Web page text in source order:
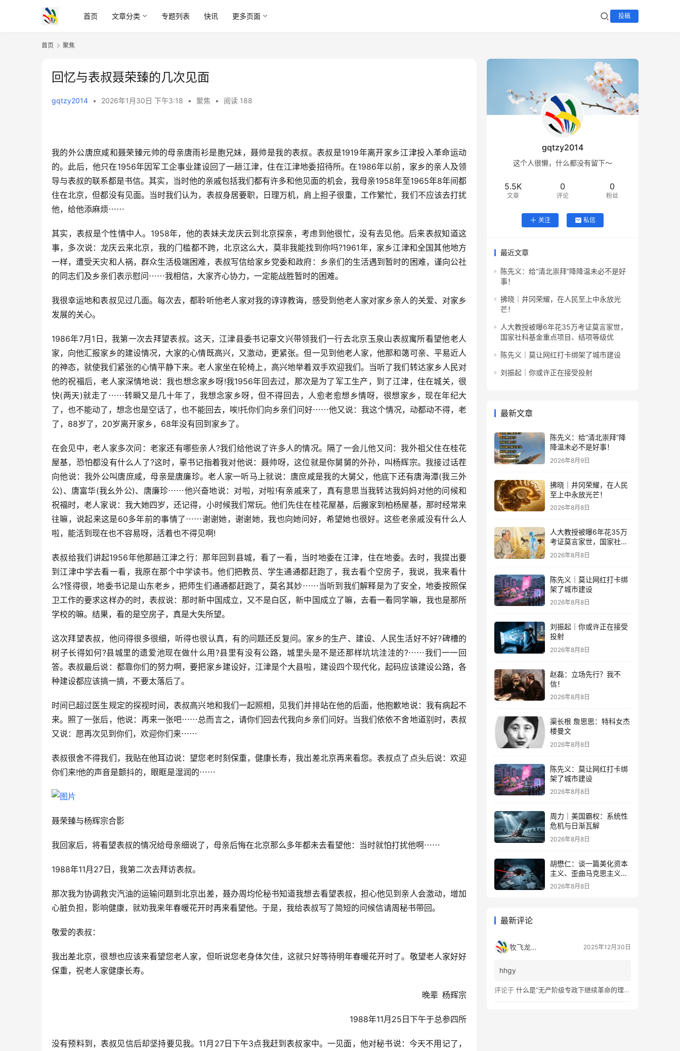
首页 文章分类 专题列表 快讯 更多页面 投稿
首页 聚焦
回忆与表叔聂荣臻的几次见面
gqtzy2014 • 2026年1月30日 下午3:18 • 聚焦 • 阅读 188
我的外公唐庶咸和聂荣臻元帅的母亲唐雨衫是胞兄妹，聂帅是我的表叔。表叔是1919年离开家乡江津投入革命运动
的。此后，他只在1956年因军工企事业建设回了一趟江津，住在江津地委招待所。在1986年以前，家乡的亲人及领
导与表叔的联系都是书信。其实，当时他的亲戚包括我们都有许多和他见面的机会，我母亲1958年至1965年8年间都
住在北京，但都没有见面。当时我们认为，表叔身居要职，日理万机，肩上担子很重，工作繁忙，我们不应该去打扰
他，给他添麻烦⋯⋯
其实，表叔是个性情中人。1958年，他的表妹夫龙庆云到北京探亲，考虑到他很忙，没有去见他。后来表叔知道这
事，多次说：龙庆云来北京，我的门槛都不跨，北京这么大，莫非我能找到你吗?1961年，家乡江津和全国其他地方
一样，遭受天灾和人祸，群众生活极端困难，表叔写信给家乡党委和政府：乡亲们的生活遇到暂时的困难，谨向公社
的同志们及乡亲们表示慰问⋯⋯我相信，大家齐心协力，一定能战胜暂时的困难。
我很幸运地和表叔见过几面。每次去，都聆听他老人家对我的谆谆教诲，感受到他老人家对家乡亲人的关爱、对家乡
发展的关心。
1986年7月1日，我第一次去拜望表叔。这天，江津县委书记辜文兴带领我们一行去北京玉泉山表叔寓所看望他老人
家，向他汇报家乡的建设情况，大家的心情既高兴，又激动，更紧张。但一见到他老人家，他那和蔼可亲、平易近人
的神态，就使我们紧张的心情平静下来。老人家坐在轮椅上，高兴地举着双手欢迎我们。当听了我们转达家乡人民对
他的祝福后，老人家深情地说：我也想念家乡呀!我1956年回去过，那次是为了军工生产，到了江津，住在城关，很
快(两天)就走了⋯⋯转瞬又是几十年了，我想念家乡呀，但不得回去，人愈老愈想乡情呀，很想家乡，现在年纪大
了，也不能动了，想念也是空话了，也不能回去，唉!托你们向乡亲们问好⋯⋯他又说：我这个情况，动都动不得，老
了，88岁了，20岁离开家乡，68年没有回到家乡了。
在会见中，老人家多次问：老家还有哪些亲人?我们给他说了许多人的情况。隔了一会儿他又问：我外祖父住在桂花
屋基，恐怕都没有什么人了?这时，辜书记指着我对他说：聂帅呀，这位就是你舅舅的外孙，叫杨辉宗。我接过话茬
向他说：我外公叫唐庶咸，母亲是唐廉珍。老人家一听马上就说：唐庶咸是我的大舅父，他底下还有唐海潭(我三外
公)、唐富华(我幺外公)、唐廉珍⋯⋯他兴奋地说：对啦，对啦!有亲戚来了，真有意思当我转达我妈妈对他的问候和
祝福时，老人家说：我大她四岁，还记得，小时候我们常玩。他们先住在桂花屋基，后搬家到柏杨屋基，那时经常来
往嘛，说起来这是60多年前的事情了⋯⋯谢谢她，谢谢她，我也向她问好，希望她也很好。这些老亲戚没有什么人
啦，能活到现在也不容易呀，活着也不得见啊!
表叔给我们讲起1956年他那趟江津之行：那年回到县城，看了一看，当时地委在江津，住在地委。去时，我提出要
到江津中学去看一看，我原在那个中学读书。他们把教员、学生通通都赶跑了，我去看个空房子，我说，我来看什
么?怪得很，地委书记是山东老乡，把师生们通通都赶跑了，莫名其妙⋯⋯当听到我们解释是为了安全，地委按照保
卫工作的要求这样办的时，表叔说：那时新中国成立，又不是白区，新中国成立了嘛，去看一看同学嘛，我也是那所
学校的嘛。结果，看的是空房子，真是大失所望。
这次拜望表叔，他问得很多很细，听得也很认真，有的问题还反复问。家乡的生产、建设、人民生活好不好?碑槽的
树子长得如何?县城里的遗爱池现在做什么用?县里有没有公路，城里头是不是还那样坑坑洼洼的?⋯⋯我们一一回
答。表叔最后说：都靠你们的努力啊，要把家乡建设好，江津是个大县啦，建设四个现代化，起码应该建设公路，各
种建设都应该搞一搞，不要太落后了。
时间已超过医生规定的探视时间，表叔高兴地和我们一起照相，见我们并排站在他的后面，他抱歉地说：我有病起不
来。照了一张后，他说：再来一张吧⋯⋯总而言之，请你们回去代我向乡亲们问好。当我们依依不舍地道别时，表叔
又说：愿再次见到你们，欢迎你们来⋯⋯
表叔很舍不得我们，我贴在他耳边说：望您老时刻保重，健康长寿，我出差北京再来看您。表叔点了点头后说：欢迎
你们来!他的声音是颤抖的，眼眶是湿润的⋯⋯
聂荣臻与杨辉宗合影
我回家后，将看望表叔的情况给母亲细说了，母亲后悔在北京那么多年都未去看望他：当时就怕打扰他啊⋯⋯
1988年11月27日，我第二次去拜访表叔。
那次我为协调救灾汽油的运输问题到北京出差，聂办周均伦秘书知道我想去看望表叔，担心他见到亲人会激动，增加
心脏负担，影响健康，就劝我来年春暖花开时再来看望他。于是，我给表叔写了简短的问候信请周秘书带回。
敬爱的表叔：
我出差北京，很想也应该来看望您老人家，但听说您老身体欠佳，这就只好等待明年春暖花开时了。敬望老人家好好
保重，祝老人家健康长寿。
晚辈 杨辉宗
1988年11月25日下午于总参四所
没有预料到，表叔见信后却坚持要见我。11月27日下午3点我赶到表叔家中。一见面，他对秘书说：今天不用记了，
gqtzy2014
这个人很懒，什么都没有留下～
5.5K
文章
0
评论
0
粉丝
关注 私信
最近文章
陈先义：给“清北崇拜”降降温未必不是好
事！
拂晓｜井冈荣耀，在人民至上中永放光
芒！
人大教授被曝6年花35万考证莫言家世，
国家社科基金重点项目、结项等级优
陈先义｜莫让网红打卡绑架了城市建设
刘振起｜你或许正在接受投射
最新文章
陈先义：给“清北崇拜”降
降温未必不是好事！
2026年8月9日
拂晓｜井冈荣耀，在人民
至上中永放光芒！
2026年8月8日
人大教授被曝6年花35万
考证莫言家世，国家社科
基金重点项目、结项等级
2026年8月8日
陈先义｜莫让网红打卡绑
架了城市建设
2026年8月8日
刘振起｜你或许正在接受
投射
2026年8月8日
赵磊：立场先行？我不
信！
2026年8月8日
渠长根 詹思思：特科女杰
楼曼文
2026年8月8日
陈先义：莫让网红打卡绑
架了城市建设
2026年8月8日
周力｜美国霸权：系统性
危机与日渐瓦解
2026年8月8日
胡懋仁：谈一篇美化资本
主义、歪曲马克思主义的
奇文
2026年8月8日
最新评论
牧飞龙ae 2025年12月30日
hhgy
评论于 什么是“无产阶级专政下继续革命的理论”？